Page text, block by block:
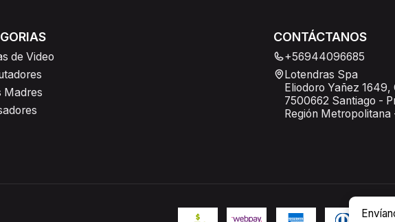
de Video
Madres
CONTÁCTANOS
+56944096685
Lotendras Spa
Eliodoro Yañez
7500662 Santiago -
Región Metropolitana